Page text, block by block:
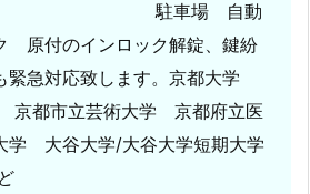
駐車場 自動
原付のインロック解錠、鍵紛
緊急対応致します。京都大学
京都市立芸術大学 京都府立医
大谷大学/大谷大学短期大学